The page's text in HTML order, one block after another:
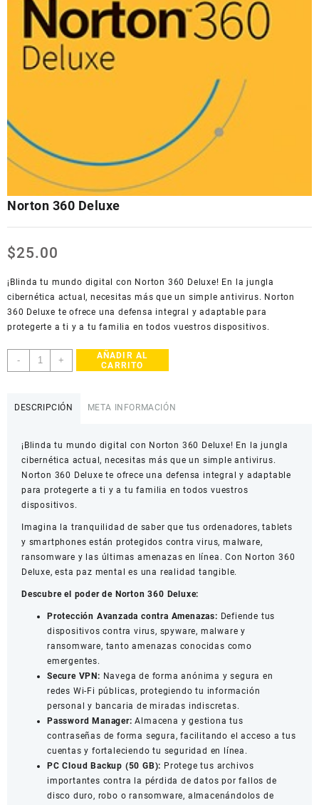
Norton 360 Deluxe
$25.00
¡Blinda tu mundo digital con Norton 360 Deluxe! En la jungla
cibernética actual, necesitas más que un simple antivirus. Norton
360 Deluxe te ofrece una defensa integral y adaptable para
protegerte a ti y a tu familia en todos vuestros dispositivos.
-
Norton
360
cantidad
+
AÑADIR AL
CARRITO
DESCRIPCIÓN META INFORMACIÓN
¡Blinda tu mundo digital con Norton 360 Deluxe! En la jungla
cibernética actual, necesitas más que un simple antivirus.
Norton 360 Deluxe te ofrece una defensa integral y adaptable
para protegerte a ti y a tu familia en todos vuestros
dispositivos.
Imagina la tranquilidad de saber que tus ordenadores, tablets
y smartphones están protegidos contra virus, malware,
ransomware y las últimas amenazas en línea. Con Norton 360
Deluxe, esta paz mental es una realidad tangible.
Descubre el poder de Norton 360 Deluxe:
Protección Avanzada contra Amenazas: Defiende tus
dispositivos contra virus, spyware, malware y
ransomware, tanto amenazas conocidas como
emergentes.
Secure VPN: Navega de forma anónima y segura en
redes Wi-Fi públicas, protegiendo tu información
personal y bancaria de miradas indiscretas.
Password Manager: Almacena y gestiona tus
contraseñas de forma segura, facilitando el acceso a tus
cuentas y fortaleciendo tu seguridad en línea.
PC Cloud Backup (50 GB): Protege tus archivos
importantes contra la pérdida de datos por fallos de
disco duro, robo o ransomware, almacenándolos de